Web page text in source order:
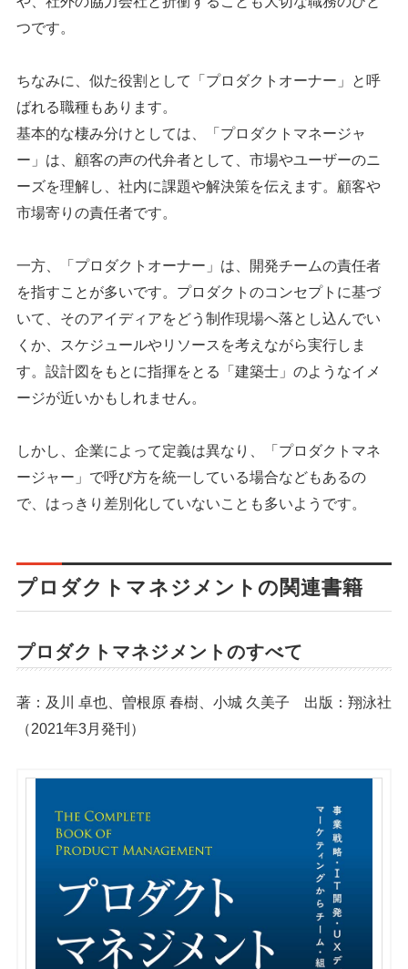
つです。
ちなみに、似た役割として「プロダクトオーナー」と呼
ばれる職種もあります。
基本的な棲み分けとしては、「プロダクトマネージャ
ー」は、顧客の声の代弁者として、市場やユーザーのニ
ーズを理解し、社内に課題や解決策を伝えます。顧客や
市場寄りの責任者です。
一方、「プロダクトオーナー」は、開発チームの責任者
を指すことが多いです。プロダクトのコンセプトに基づ
いて、そのアイディアをどう制作現場へ落とし込んでい
くか、スケジュールやリソースを考えながら実行しま
す。設計図をもとに指揮をとる「建築士」のようなイメ
ージが近いかもしれません。
しかし、企業によって定義は異なり、「プロダクトマネ
ージャー」で呼び方を統一している場合などもあるの
で、はっきり差別化していないことも多いようです。
プロダクトマネジメントの関連書籍
プロダクトマネジメントのすべて
著：及川 卓也、曽根原 春樹、小城 久美子 出版：翔泳社
（2021年3月発刊）